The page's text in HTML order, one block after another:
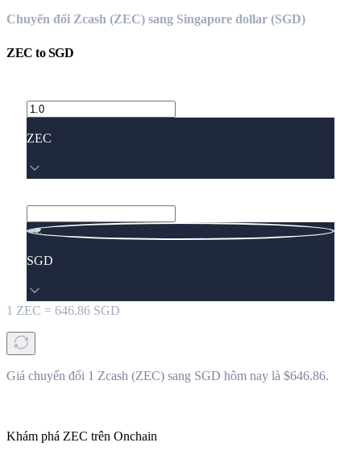
Chuyển đổi Zcash (ZEC) sang Singapore dollar (SGD)
ZEC toSGD
ZEC
SGD
1 ZEC = 646.86 SGD
Giá chuyển đổi 1 Zcash (ZEC) sang SGD hôm nay là $646.86.
Khám phá ZEC trên Onchain